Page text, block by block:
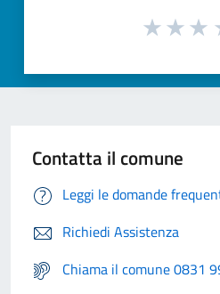
Contatta il comune
Leggi le domande
Richiedi Assistenza
Chiama il comune 0831